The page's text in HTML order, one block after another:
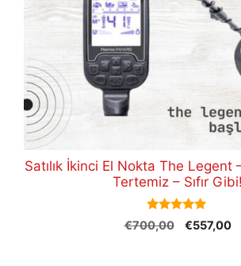
Satılık İkinci El Nokta The Legent
Tertemiz – Sıfır Gibi!
5.00
out of 5
€700,00
Orijinal
€557,00Şu